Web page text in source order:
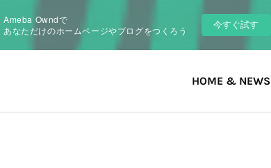
Ameba Owndで
あなただけのホームページやブログをつくろう
今すぐ試す
HOME & NEWS